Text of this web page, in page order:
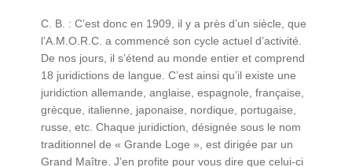
C. B. : C’est donc en 1909, il y a près d’un siècle, que
l’A.M.O.R.C. a commencé son cycle actuel d’activité.
De nos jours, il s’étend au monde entier et comprend
18 juridictions de langue. C’est ainsi qu’il existe une
juridiction allemande, anglaise, espagnole, française,
grècque, italienne, japonaise, nordique, portugaise,
russe, etc. Chaque juridiction, désignée sous le nom
traditionnel de « Grande Loge », est dirigée par un
Grand Maître. J’en profite pour vous dire que celui-ci